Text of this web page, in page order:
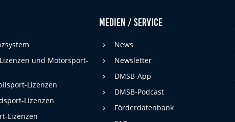
und Motorsport-
Lizenzen
Lizenzen
Lizenzen
Medien / Service
News
Newsletter
DMSB-App
DMSB-Podcast
Förderdatenbank